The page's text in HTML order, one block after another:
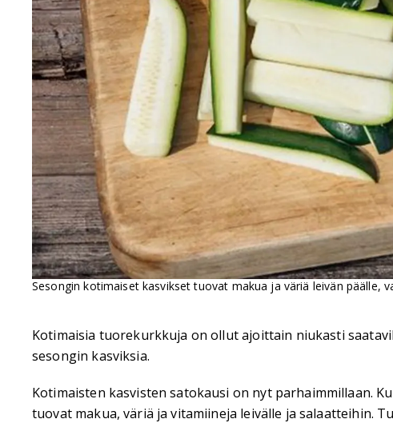
Sesongin kotimaiset kasvikset tuovat makua ja väriä leivän päälle,
Kotimaisia tuorekurkkuja on ollut ajoittain niukasti
sesongin kasviksia.
Kotimaisten kasvisten satokausi on nyt parhaimmillaan.
tuovat makua, väriä ja vitamiineja leivälle ja salaatteihin.